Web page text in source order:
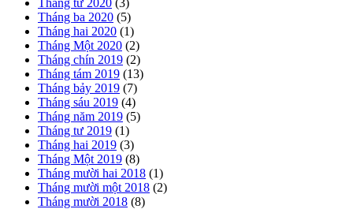
Tháng ba 2020 (5)
Tháng hai 2020 (1)
Tháng Một 2020 (2)
Tháng chín 2019 (2)
Tháng tám 2019 (13)
Tháng bảy 2019 (7)
Tháng sáu 2019 (4)
Tháng năm 2019 (5)
Tháng tư 2019 (1)
Tháng hai 2019 (3)
Tháng Một 2019 (8)
Tháng mười hai 2018 (1)
Tháng mười một 2018 (2)
Tháng mười 2018 (8)